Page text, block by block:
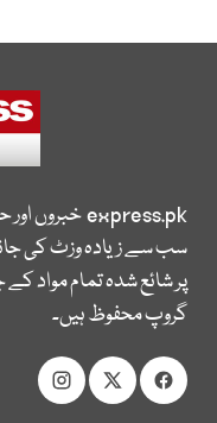
express.pkخبروں
سب سے زیادہ وزٹ کی
پر شائع شدہ تمام مواد
گروپ محفوظ ہیں۔